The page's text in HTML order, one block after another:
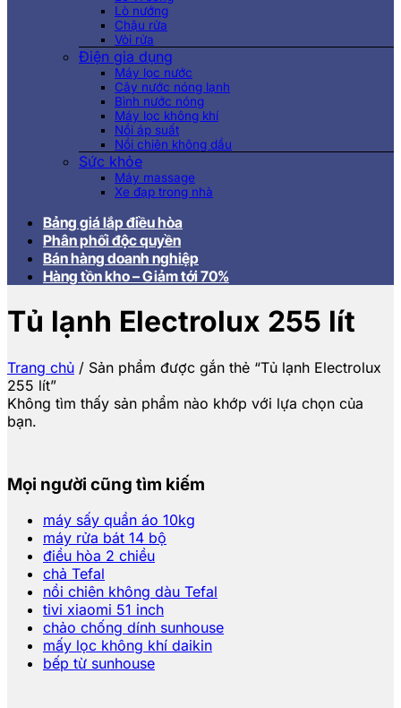
Lò nướng
Chậu rửa
Vòi rửa
Điện gia dụng
Máy lọc nước
Cây nước nóng lạnh
Bình nước nóng
Máy lọc không khí
Nồi áp suất
Nồi chiên không dầu
Sức khỏe
Máy massage
Xe đạp trong nhà
Bảng giá lắp điều hòa
Phân phối độc quyền
Bán hàng doanh nghiệp
Hàng tồn kho – Giảm tới 70%
Tủ lạnh Electrolux 255 lít
Trang chủ / Sản phẩm được gắn thẻ “Tủ lạnh Electrolux
255 lít”
Không tìm thấy sản phẩm nào khớp với lựa chọn của
bạn.
Mọi người cũng tìm kiếm
máy sấy quần áo 10kg
máy rửa bát 14 bộ
điều hòa 2 chiều
chả Tefal
nồi chiên không dàu Tefal
tivi xiaomi 51 inch
chảo chống dính sunhouse
mấy lọc không khí daikin
bếp từ sunhouse